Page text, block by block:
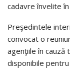
cadavre învelite
Preşedintele
convocat o
agenţiile în
disponibile